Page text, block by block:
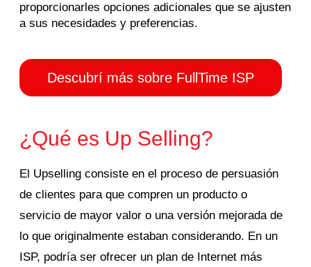
proporcionarles opciones adicionales que se ajusten
a sus necesidades y preferencias.
Descubrí más sobre FullTime ISP
¿Qué es Up Selling?
El Upselling consiste en el proceso de persuasión
de clientes para que compren un producto o
servicio de mayor valor o una versión mejorada de
lo que originalmente estaban considerando. En un
ISP, podría ser ofrecer un plan de Internet más